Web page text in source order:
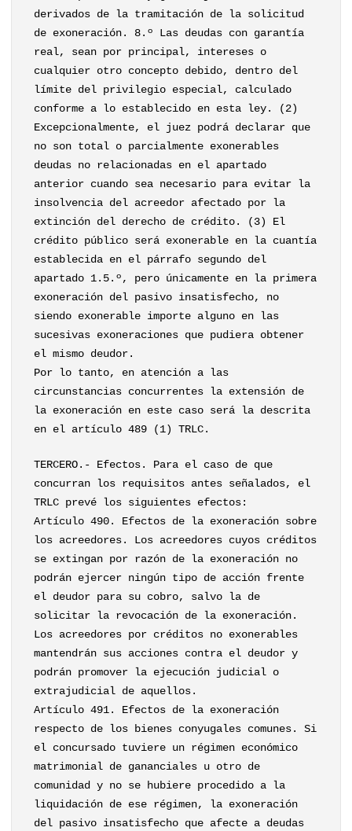
derivados de la tramitación de la solicitud
de exoneración. 8.º Las deudas con garantía
real, sean por principal, intereses o
cualquier otro concepto debido, dentro del
límite del privilegio especial, calculado
conforme a lo establecido en esta ley. (2)
Excepcionalmente, el juez podrá declarar que
no son total o parcialmente exonerables
deudas no relacionadas en el apartado
anterior cuando sea necesario para evitar la
insolvencia del acreedor afectado por la
extinción del derecho de crédito. (3) El
crédito público será exonerable en la cuantía
establecida en el párrafo segundo del
apartado 1.5.º, pero únicamente en la primera
exoneración del pasivo insatisfecho, no
siendo exonerable importe alguno en las
sucesivas exoneraciones que pudiera obtener
el mismo deudor.
Por lo tanto, en atención a las
circunstancias concurrentes la extensión de
la exoneración en este caso será la descrita
en el artículo 489 (1) TRLC.
TERCERO.- Efectos. Para el caso de que
concurran los requisitos antes señalados, el
TRLC prevé los siguientes efectos:
Artículo 490. Efectos de la exoneración sobre
los acreedores. Los acreedores cuyos créditos
se extingan por razón de la exoneración no
podrán ejercer ningún tipo de acción frente
el deudor para su cobro, salvo la de
solicitar la revocación de la exoneración.
Los acreedores por créditos no exonerables
mantendrán sus acciones contra el deudor y
podrán promover la ejecución judicial o
extrajudicial de aquellos.
Artículo 491. Efectos de la exoneración
respecto de los bienes conyugales comunes. Si
el concursado tuviere un régimen económico
matrimonial de gananciales u otro de
comunidad y no se hubiere procedido a la
liquidación de ese régimen, la exoneración
del pasivo insatisfecho que afecte a deudas